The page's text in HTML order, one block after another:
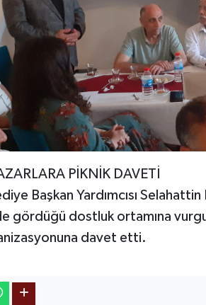
PİKNİK DAVETİ
Başkan Yardımcısı
gördüğü dostluk ortamına
davet etti.